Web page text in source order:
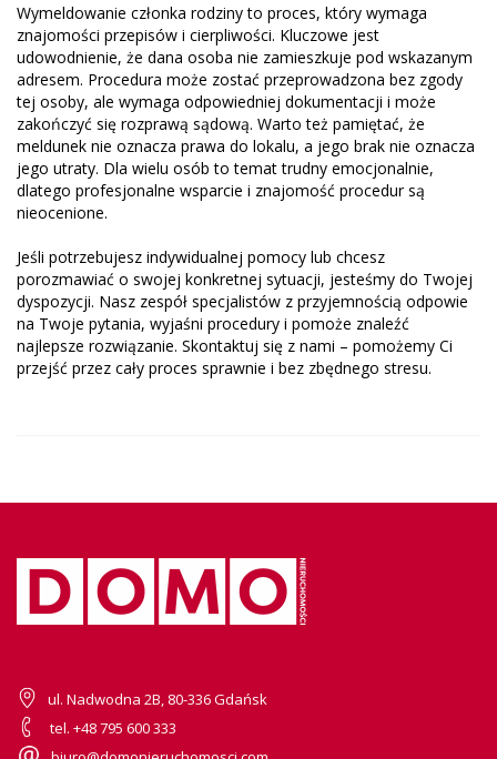
Wymeldowanie członka rodziny to proces, który wymaga
znajomości przepisów i cierpliwości. Kluczowe jest
udowodnienie, że dana osoba nie zamieszkuje pod wskazanym
adresem. Procedura może zostać przeprowadzona bez zgody
tej osoby, ale wymaga odpowiedniej dokumentacji i może
zakończyć się rozprawą sądową. Warto też pamiętać, że
meldunek nie oznacza prawa do lokalu, a jego brak nie oznacza
jego utraty. Dla wielu osób to temat trudny emocjonalnie,
dlatego profesjonalne wsparcie i znajomość procedur są
nieocenione.
Jeśli potrzebujesz indywidualnej pomocy lub chcesz
porozmawiać o swojej konkretnej sytuacji, jesteśmy do Twojej
dyspozycji. Nasz zespół specjalistów z przyjemnością odpowie
na Twoje pytania, wyjaśni procedury i pomoże znaleźć
najlepsze rozwiązanie. Skontaktuj się z nami – pomożemy Ci
przejść przez cały proces sprawnie i bez zbędnego stresu.
ul. Nadwodna 2B, 80-336 Gdańsk
tel. +48 795 600 333